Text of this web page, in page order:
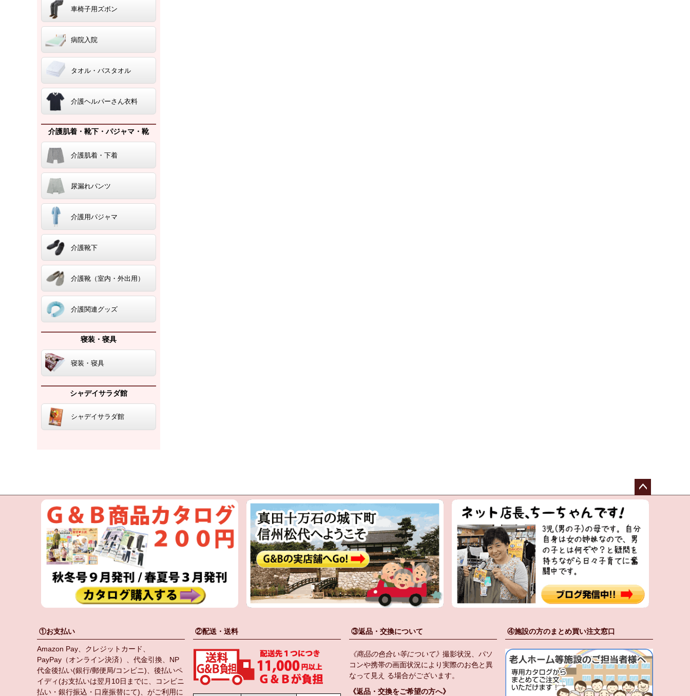
車椅子用ズボン
病院入院
タオル・バスタオル
介護ヘルパーさん衣料
介護肌着・靴下・パジャマ・靴
介護肌着・下着
尿漏れパンツ
介護用パジャマ
介護靴下
介護靴（室内・外出用）
介護関連グッズ
寝装・寝具
寝装・寝具
シャデイサラダ館
シャデイサラダ館
ペー
へ
①お支払い
Amazon Pay、クレジットカード、
PayPay（オンライン決済）、代金引換、NP
代金後払い(銀行/郵便局/コンビニ)、後払いペ
イディ(お支払いは翌月10日までに、コンビニ
払い・銀行振込・口座振替にて)、がご利用に
②配送・送料 ③返品・交換について
《商品の色合い等について》 撮影状況、パソ
コンや携帯の画面状況により実際のお色と異
なって見え る場合がございます。
《返品・交換をご希望の方へ》
④施設の方のまとめ買い注文窓口